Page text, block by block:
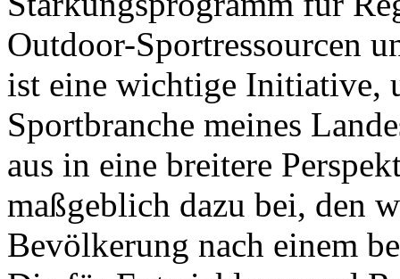
Outdoor-Sportressourcen
ist eine wichtige Initiative,
Sportbranche meines
aus in eine breitere
maßgeblich dazu bei, den
Bevölkerung nach einem